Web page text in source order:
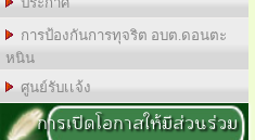
การป้องกันการทุจริต อบต.ดอนตะ
หนิน
ศูนย์รับเเจ้ง
การเปิดโอกาสให้มีส่วนร่วม